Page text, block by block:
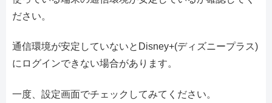
ださい。
通信環境が安定していないとDisney+(ディズニープラス)
にログインできない場合があります。
一度、設定画面でチェックしてみてください。